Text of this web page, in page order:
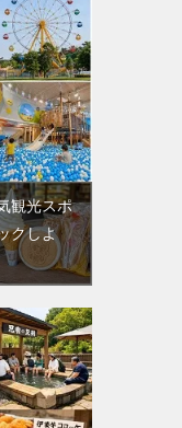
観光スポ
クしよ